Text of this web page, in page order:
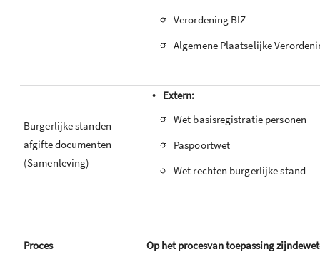
- Verordening BIZ
- Algemene Plaatselijke
Burgerlijke standen
afgifte documenten
(Samenleving)
• Extern:
- Wet basisregistratie personen
- Paspoortwet
- Wet rechten burgerlijke stand
Proces Op het procesvan toepassing